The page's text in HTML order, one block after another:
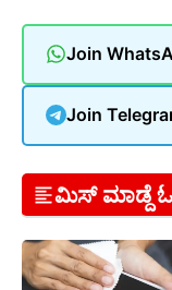
Join
Join
ಮಿಸ್ ಮಾಡ್ದೆ